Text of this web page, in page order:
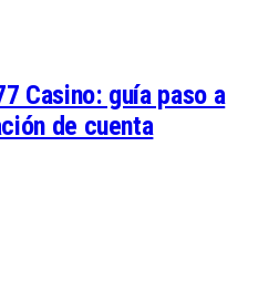
Casino: guía paso a
de cuenta